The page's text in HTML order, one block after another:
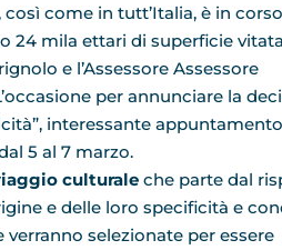
come in tutt’Italia, è in
24 mila ettari di superficie vitata
e l’Assessore Assessore
per annunciare la
interessante appuntamento
5 al 7 marzo.
culturale che parte dal
e delle loro specificità e
selezionate per essere